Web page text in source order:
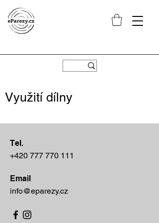
Využití dílny
Tel.
+420 777 770 111
Email
info@eparezy.cz